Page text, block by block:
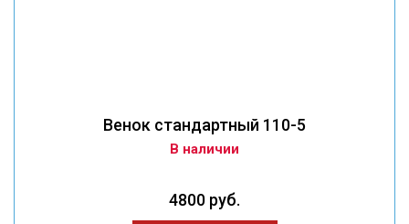
Венок стандартный 110-5
В наличии
4800 руб.